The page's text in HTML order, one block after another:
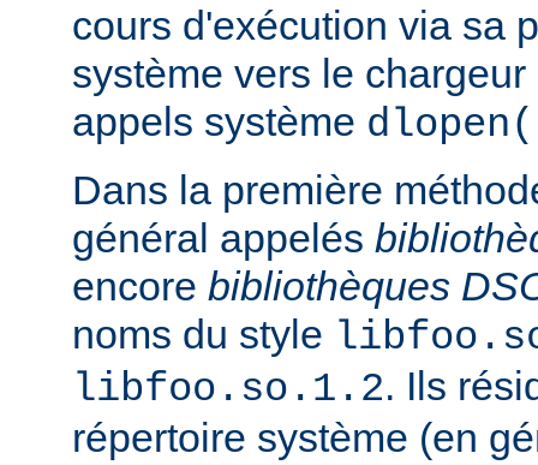
cours d'exécution via sa
système vers le
appels système
Dans la première
général appelés
encore bibliothèques
noms du style
libfoo.so.1.2. Ils
répertoire système (en